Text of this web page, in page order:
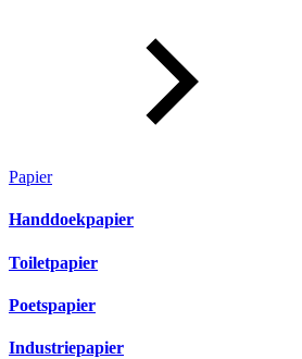
Papier
Handdoekpapier
Toiletpapier
Poetspapier
Industriepapier